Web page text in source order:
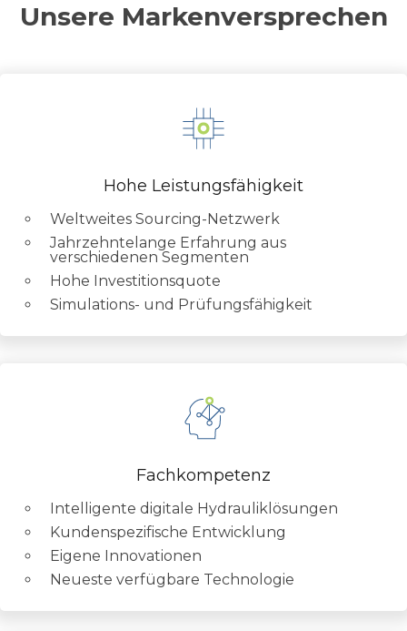
Unsere Markenversprechen
Hohe Leistungsfähigkeit
Weltweites Sourcing-Netzwerk
Jahrzehntelange Erfahrung aus
verschiedenen Segmenten
Hohe Investitionsquote
Simulations- und Prüfungsfähigkeit
Fachkompetenz
Intelligente digitale Hydrauliklösungen
Kundenspezifische Entwicklung
Eigene Innovationen
Neueste verfügbare Technologie